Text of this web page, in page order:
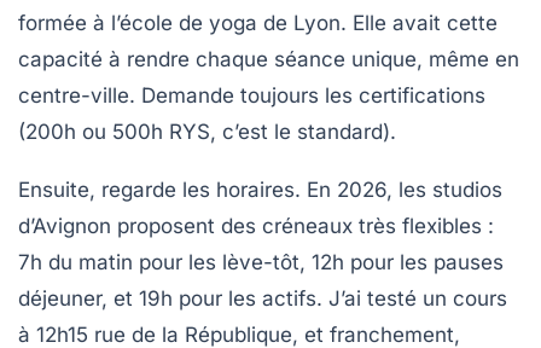
formée à l’école de yoga de Lyon. Elle avait cette
capacité à rendre chaque séance unique, même en
centre-ville. Demande toujours les certifications
(200h ou 500h RYS, c’est le standard).
Ensuite, regarde les horaires. En 2026, les studios
d’Avignon proposent des créneaux très flexibles :
7h du matin pour les lève-tôt, 12h pour les pauses
déjeuner, et 19h pour les actifs. J’ai testé un cours
à 12h15 rue de la République, et franchement,